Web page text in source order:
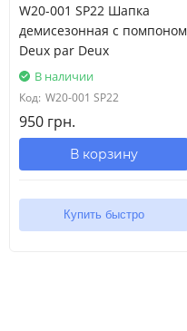
W20-001 SP22 Шапка
демисезонная с помпоном
Deux par Deux
В наличии
Код: W20-001 SP22
950 грн.
В корзину
Купить быстро